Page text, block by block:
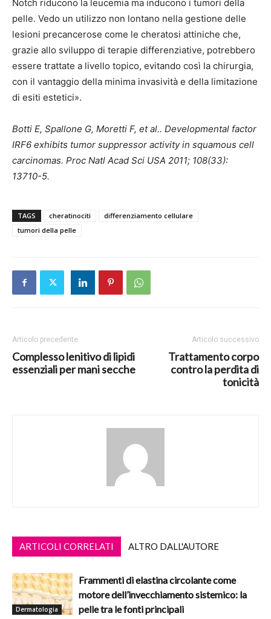
Notch riducono la leucemia ma inducono i tumori della
pelle. Vedo un utilizzo non lontano nella gestione delle
lesioni precancerose come le cheratosi attiniche che,
grazie allo sviluppo di terapie differenziative, potrebbero
essere trattate a livello topico, evitando così la chirurgia,
con il vantaggio della minima invasività e della limitazione
di esiti estetici».
Botti E, Spallone G, Moretti F, et al.. Developmental factor
IRF6 exhibits tumor suppressor activity in squamous cell
carcinomas. Proc Natl Acad Sci USA 2011; 108(33):
13710-5.
TAGS cheratinociti
differenziamento cellulare
tumori della pelle
Articolo precedente
Complesso lenitivo di lipidi
essenziali per mani secche
Articolo successivo
Trattamento corpo
contro la perdita di
tonicità
ARTICOLI CORRELATI ALTRO DALL'AUTORE
Dermatologia
Frammenti di elastina circolante come
motore dell’invecchiamento sistemico: la
pelle tra le fonti principali